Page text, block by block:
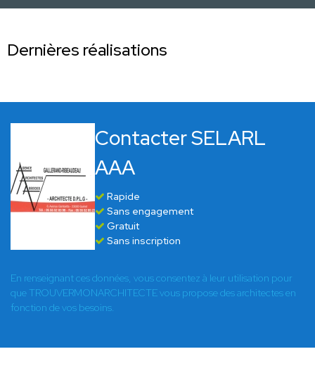
Dernières réalisations
Contacter SELARL
AAA
Rapide
Sans engagement
Gratuit
Sans inscription
En renseignant ces données, vous consentez à leur utilisation pour
que TROUVERMONARCHITECTE vous propose des architectes en
fonction de vos besoins.